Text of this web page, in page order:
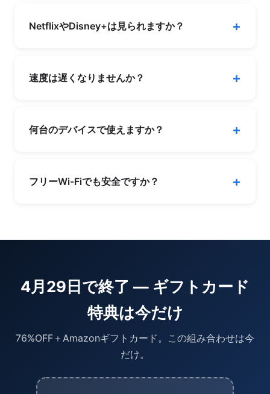
ランの新規購入が対象で、30日返金保証を利用
NetflixやDisney+は見られますか？
ど)、Disney+、HBO Max、Amazon Prime
速度は遅くなりませんか？
テストで、NordVPNの速度低下はわずか約3%。
何台のデバイスで使えますか？
保護できます。スマホ、PC、タブレット、スマ
フリーWi-Fiでも安全ですか？
4月29日で終了 — ギフトカード
特典は今だけ
76%OFF＋Amazonギフトカード。この組み合わせは今
だけ。